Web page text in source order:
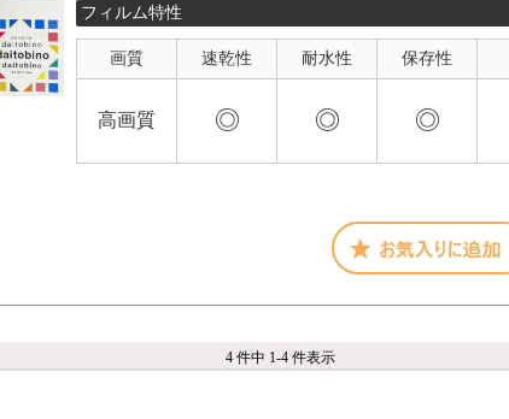
フィルム特性
画質 速乾性 耐水性 保存性
高画質 ◎ ◎ ◎
4 件中 1-4 件表示